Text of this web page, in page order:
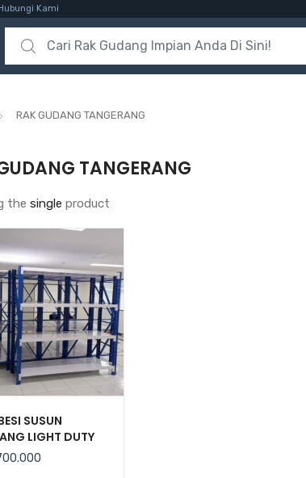
Kami
Search for:
RAK GUDANG TANGERANG
TANGERANG
the single product
SUSUN
LIGHT DUTY
200, KEKUATAN
/ LEVEL